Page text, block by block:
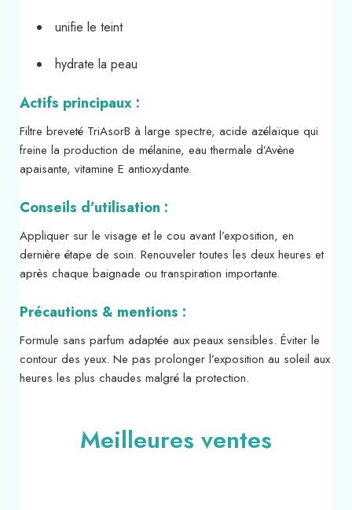
unifie le teint
hydrate la peau
Actifs principaux :
Filtre breveté TriAsorB à large spectre, acide azélaïque qui
freine la production de mélanine, eau thermale d’Avène
apaisante, vitamine E antioxydante.
Conseils d’utilisation :
Appliquer sur le visage et le cou avant l’exposition, en
dernière étape de soin. Renouveler toutes les deux heures et
après chaque baignade ou transpiration importante.
Précautions & mentions :
Formule sans parfum adaptée aux peaux sensibles. Éviter le
contour des yeux. Ne pas prolonger l’exposition au soleil aux
heures les plus chaudes malgré la protection.
Meilleures ventes